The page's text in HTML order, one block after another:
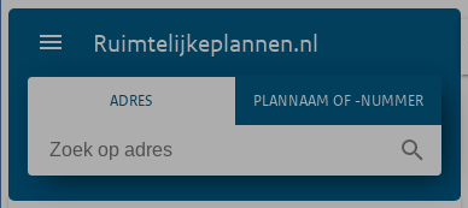
Ruimtelijkeplannen.nl
ADRES PLANNAAM OF -NUMMER